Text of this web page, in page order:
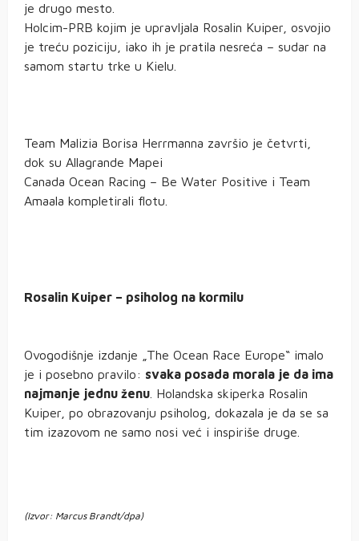
je drugo mesto.
Holcim-PRB kojim je upravljala Rosalin Kuiper, osvojio
je treću poziciju, iako ih je pratila nesreća – sudar na
samom startu trke u Kielu.
Team Malizia Borisa Herrmanna završio je četvrti,
dok su Allagrande Mapei
Canada Ocean Racing – Be Water Positive i Team
Amaala kompletirali flotu.
Rosalin Kuiper – psiholog na kormilu
Ovogodišnje izdanje „The Ocean Race Europe“ imalo
je i posebno pravilo: svaka posada morala je da ima
najmanje jednu ženu . Holandska skiperka Rosalin
Kuiper, po obrazovanju psiholog, dokazala je da se sa
tim izazovom ne samo nosi već i inspiriše druge.
(Izvor: Marcus Brandt/dpa)